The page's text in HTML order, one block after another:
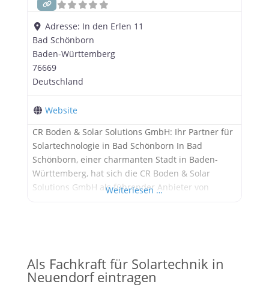
Adresse: In den Erlen 11
Bad Schönborn
Baden-Württemberg
76669
Deutschland
Website
CR Boden & Solar Solutions GmbH: Ihr Partner für
Solartechnologie in Bad Schönborn In Bad
Schönborn, einer charmanten Stadt in Baden-
Württemberg, hat sich die CR Boden & Solar
Solutions GmbH als führender Anbieter von
Lösungen und exzellenten Service. Geschichte
Weiterlesen …
Als Fachkraft für Solartechnik in
Neuendorf eintragen